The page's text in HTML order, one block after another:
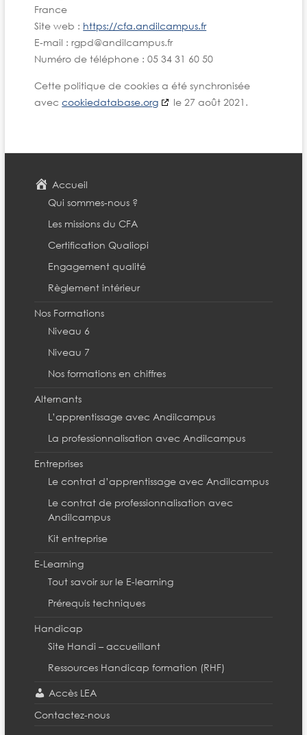
France
Site web : https://cfa.andilcampus.fr
E-mail :rgpd@andilcampus.fr
Numéro de téléphone : 05 34 31 60 50
Cette politique de cookies a été synchronisée
aveccookiedatabase.org le 27 août 2021.
Accueil
Qui sommes-nous ?
Les missions du CFA
Certification Qualiopi
Engagement qualité
Règlement intérieur
Nos Formations
Niveau 6
Niveau 7
Nos formations en chiffres
Alternants
L’apprentissage avec Andilcampus
La professionnalisation avec Andilcampus
Entreprises
Le contrat d’apprentissage avec Andilcampus
Le contrat de professionnalisation avec
Andilcampus
Kit entreprise
E-Learning
Tout savoir sur le E-learning
Prérequis techniques
Handicap
Site Handi – accueillant
Ressources Handicap formation (RHF)
Accès LEA
Contactez-nous